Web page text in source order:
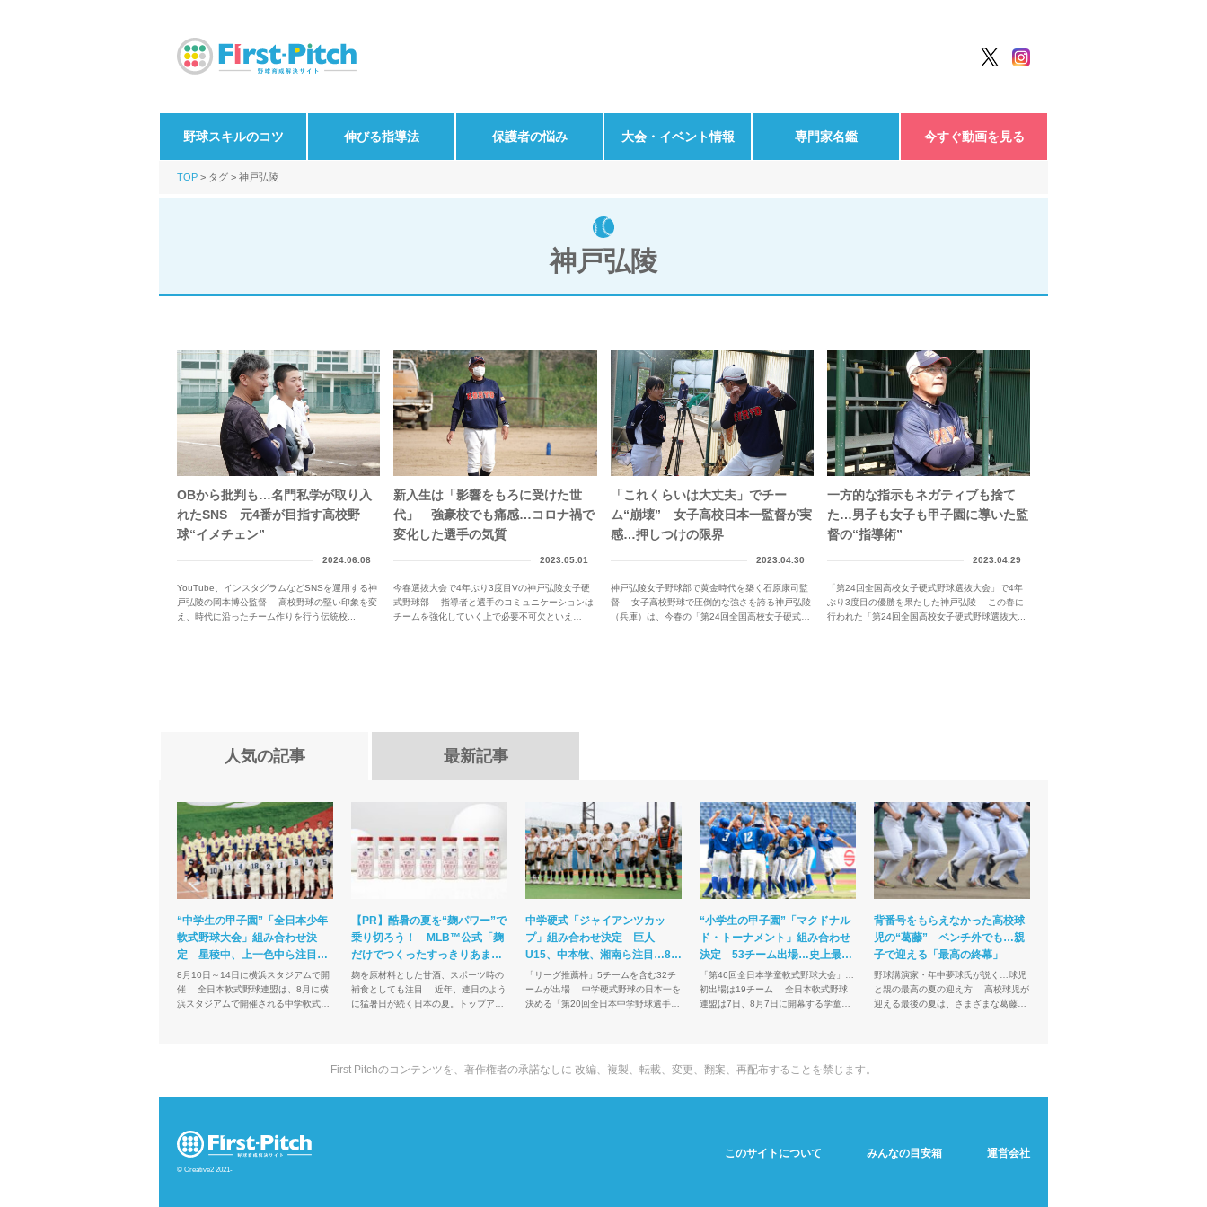
野球スキルのコツ 伸びる指導法 保護者の悩み 大会・イベント情報 専門家名鑑 今すぐ動画を見る
TOP タグ 神戸弘陵
神戸弘陵
OBから批判も…名門私学が取り入
れたSNS 元4番が目指す高校野
球“イメチェン”
2024.06.08
YouTube、インスタグラムなどSNSを運用する神
戸弘陵の岡本博公監督 高校野球の堅い印象を変
え、時代に沿ったチーム作りを行う伝統校...
新入生は「影響をもろに受けた世
代」 強豪校でも痛感…コロナ禍で
変化した選手の気質
2023.05.01
今春選抜大会で4年ぶり3度目Vの神戸弘陵女子硬
式野球部 指導者と選手のコミュニケーションは
チームを強化していく上で必要不可欠といえ
「これくらいは大丈夫」でチー
ム“崩壊” 女子高校日本一監督が実
感…押しつけの限界
2023.04.30
神戸弘陵女子野球部で黄金時代を築く石原康司監
督 女子高校野球で圧倒的な強さを誇る神戸弘陵
（兵庫）は、今春の「第24回全国高校女子硬式
一方的な指示もネガティブも捨て
た…男子も女子も甲子園に導いた監
督の“指導術”
2023.04.29
「第24回全国高校女子硬式野球選抜大会」で4年
ぶり3度目の優勝を果たした神戸弘陵 この春に
行われた「第24回全国高校女子硬式野球選抜大...
人気の記事 最新記事
“中学生の甲子園”「全日本少年
軟式野球大会」組み合わせ決
定 星稜中、上一色中ら注目…
離島から出場も
8月10日～14日に横浜スタジアムで開
催 全日本軟式野球連盟は、8月に横
浜スタジアムで開催される中学軟式野
【PR】酷暑の夏を“麹パワー”で
乗り切ろう！ MLB™公式「麹
だけでつくったすっきりあまさ
け」にいま熱視線の理由
麹を原材料とした甘酒、スポーツ時の
補食としても注目 近年、連日のよう
に猛暑日が続く日本の夏。トップアス
中学硬式「ジャイアンツカッ
プ」組み合わせ決定 巨人
U15、中本牧、湘南ら注目…8・
10開幕
「リーグ推薦枠」5チームを含む32チ
ームが出場 中学硬式野球の日本一を
決める「第20回全日本中学野球選手権
“小学生の甲子園”「マクドナル
ド・トーナメント」組み合わせ
決定 53チーム出場…史上最多
狙う長曽根ら注目
「第46回全日本学童軟式野球大会」…
初出場は19チーム 全日本軟式野球
連盟は7日、8月7日に開幕する学童軟
背番号をもらえなかった高校球
児の“葛藤” ベンチ外でも…親
子で迎える「最高の終幕」
野球講演家・年中夢球氏が説く…球児
と親の最高の夏の迎え方 高校球児が
迎える最後の夏は、さまざまな葛藤も
First Pitchのコンテンツを、著作権者の承諾なしに 改編、複製、転載、変更、翻案、再配布することを禁じます。
© Creative2 2021-
このサイトについて みんなの目安箱 運営会社